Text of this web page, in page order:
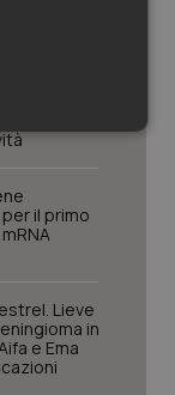
attività 2026
il primo
Lieve
in
e Ema
fruibile il
quali la